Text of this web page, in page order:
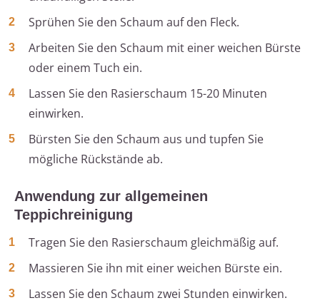
Sprühen Sie den Schaum auf den Fleck.
Arbeiten Sie den Schaum mit einer weichen Bürste
oder einem Tuch ein.
Lassen Sie den Rasierschaum 15-20 Minuten
einwirken.
Bürsten Sie den Schaum aus und tupfen Sie
mögliche Rückstände ab.
Anwendung zur allgemeinen
Teppichreinigung
Tragen Sie den Rasierschaum gleichmäßig auf.
Massieren Sie ihn mit einer weichen Bürste ein.
Lassen Sie den Schaum zwei Stunden einwirken.